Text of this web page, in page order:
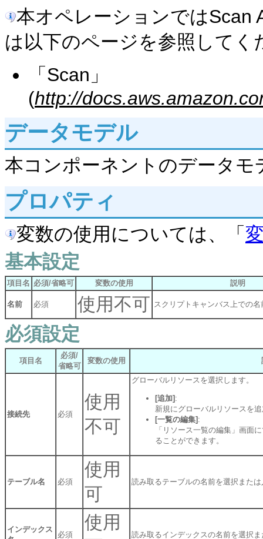
本オペレーションではScan
は以下のページを参照してく
「Scan」
(http://
データモデル
本コンポーネントのデータ
プロパティ
変数の使用については、「
基本設定
項目名 必須/省略可 変数の使用 説明
名前 必須 使用不可 スクリプトキャンバス上での
必須設定
項目名
必須/
省略可
変数の使用
接続先 必須
使用
不可
グローバルリソースを選択します。
[追加] :
新規にグローバルリソースを
[一覧の編集] :
「リソース一覧の編集」画面
ることができます。
テーブル名 必須
使用
可
読み取るテーブルの名前を選択また
インデックス
必須
使用
読み取るインデックスの名前を選択